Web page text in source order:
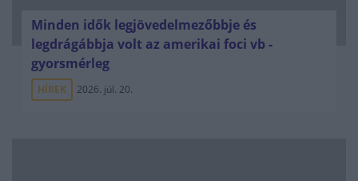
Minden idők legjövedelmezőbbje és
legdrágábbja volt az amerikai foci vb -
gyorsmérleg
HÍREK 2026. júl. 20.